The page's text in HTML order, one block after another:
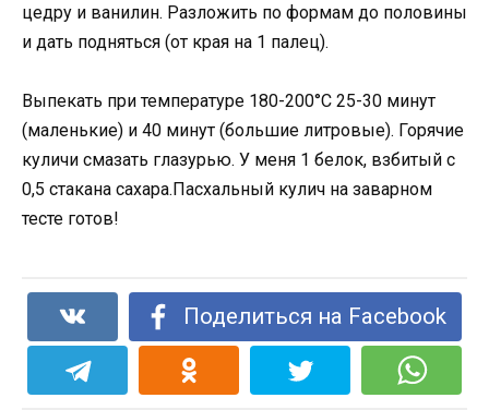
цедру и ванилин. Разложить по формам до половины
и дать подняться (от края на 1 палец).
Выпекать при температуре 180-200°С 25-30 минут
(маленькие) и 40 минут (большие литровые). Горячие
куличи смазать глазурью. У меня 1 белок, взбитый с
0,5 стакана сахара.Пасхальный кулич на заварном
тесте готов!
Поделиться на Facebook